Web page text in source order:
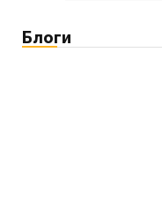
Блоги